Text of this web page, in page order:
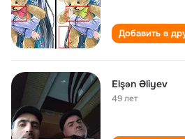
Добавить в
Elşən Əliyev
49 лет